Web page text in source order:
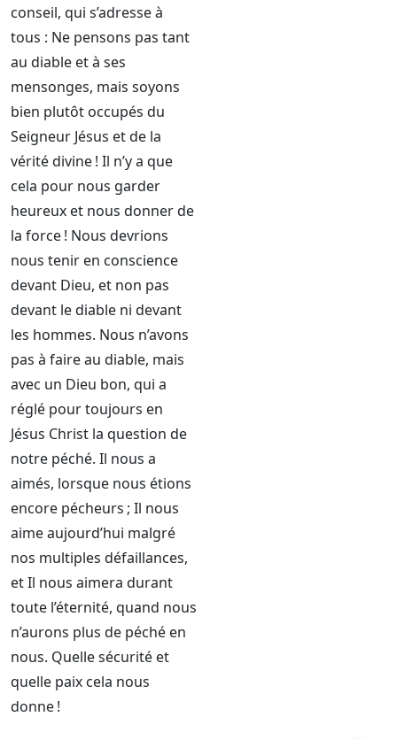
conseil, qui s’adresse à
tous : Ne pensons pas tant
au diable et à ses
mensonges, mais soyons
bien plutôt occupés du
Seigneur Jésus et de la
vérité divine ! Il n’y a que
cela pour nous garder
heureux et nous donner de
la force ! Nous devrions
nous tenir en conscience
devant Dieu, et non pas
devant le diable ni devant
les hommes. Nous n’avons
pas à faire au diable, mais
avec un Dieu bon, qui a
réglé pour toujours en
Jésus Christ la question de
notre péché. Il nous a
aimés, lorsque nous étions
encore pécheurs ; Il nous
aime aujourd’hui malgré
nos multiples défaillances,
et Il nous aimera durant
toute l’éternité, quand nous
n’aurons plus de péché en
nous. Quelle sécurité et
quelle paix cela nous
donne !